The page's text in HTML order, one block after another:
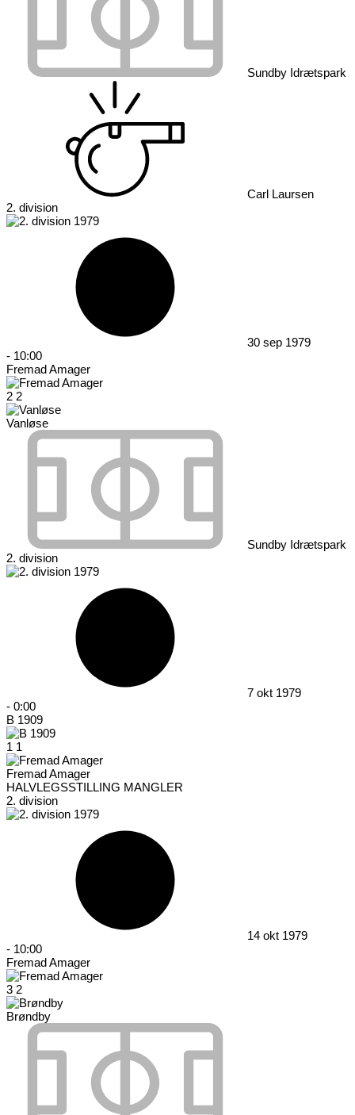
Sundby Idrætspark
Carl Laursen
2. division
30 sep 1979
- 10:00
Fremad Amager
2 2
Vanløse
Sundby Idrætspark
2. division
7 okt 1979
- 0:00
B 1909
1 1
Fremad Amager
HALVLEGSSTILLING MANGLER
2. division
14 okt 1979
- 10:00
Fremad Amager
3 2
Brøndby